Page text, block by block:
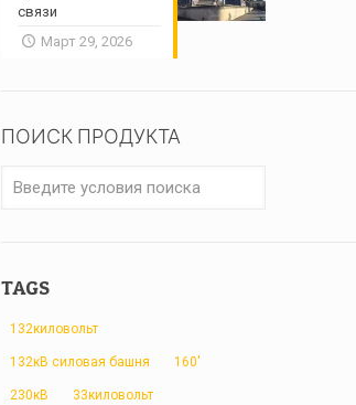
связи
Март 29, 2026
ПОИСК ПРОДУКТА
TAGS
132киловольт
132кВ силовая башня 160'
230кВ 33киловольт